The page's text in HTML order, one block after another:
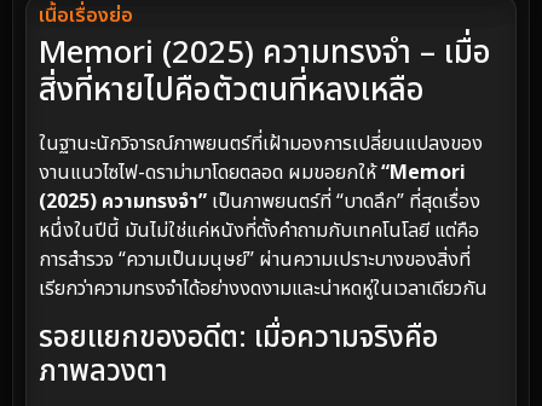
เนื้อเรื่องย่อ
Memori (2025) ความทรงจำ – เมื่อ
สิ่งที่หายไปคือตัวตนที่หลงเหลือ
ในฐานะนักวิจารณ์ภาพยนตร์ที่เฝ้ามองการเปลี่ยนแปลงของ
งานแนวไซไฟ-ดราม่ามาโดยตลอด ผมขอยกให้“Memori
(2025) ความทรงจำ” เป็นภาพยนตร์ที่ “บาดลึก” ที่สุดเรื่อง
หนึ่งในปีนี้ มันไม่ใช่แค่หนังที่ตั้งคำถามกับเทคโนโลยี แต่คือ
การสำรวจ “ความเป็นมนุษย์” ผ่านความเปราะบางของสิ่งที่
เรียกว่าความทรงจำได้อย่างงดงามและน่าหดหู่ในเวลาเดียวกัน
รอยแยกของอดีต: เมื่อความจริงคือ
ภาพลวงตา